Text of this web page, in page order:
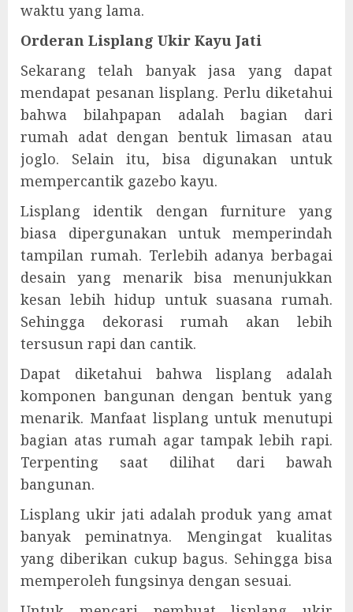
waktu yang lama.
Orderan Lisplang Ukir Kayu Jati
Sekarang telah banyak jasa yang dapat
mendapat pesanan lisplang. Perlu diketahui
bahwa bilahpapan adalah bagian dari
rumah adat dengan bentuk limasan atau
joglo. Selain itu, bisa digunakan untuk
mempercantik gazebo kayu.
Lisplang identik dengan furniture yang
biasa dipergunakan untuk memperindah
tampilan rumah. Terlebih adanya berbagai
desain yang menarik bisa menunjukkan
kesan lebih hidup untuk suasana rumah.
Sehingga dekorasi rumah akan lebih
tersusun rapi dan cantik.
Dapat diketahui bahwa lisplang adalah
komponen bangunan dengan bentuk yang
menarik. Manfaat lisplang untuk menutupi
bagian atas rumah agar tampak lebih rapi.
Terpenting saat dilihat dari bawah
bangunan.
Lisplang ukir jati adalah produk yang amat
banyak peminatnya. Mengingat kualitas
yang diberikan cukup bagus. Sehingga bisa
memperoleh fungsinya dengan sesuai.